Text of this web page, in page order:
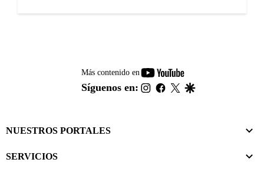
Más contenido en
youtube-
footer
Síguenos en: instagram
facebook
twitter
NUESTROS PORTALES
SERVICIOS